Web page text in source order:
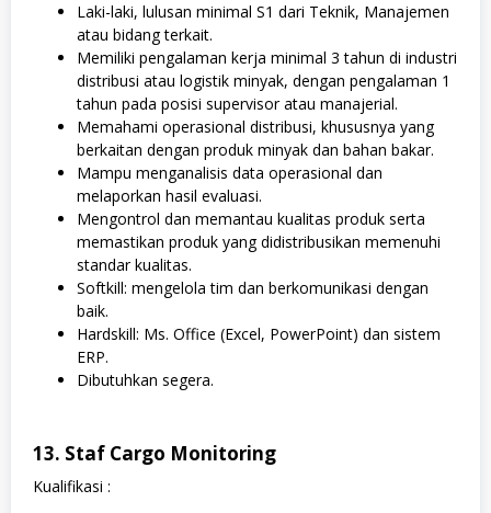
Laki-laki, lulusan minimal S1 dari Teknik, Manajemen
atau bidang terkait.
Memiliki pengalaman kerja minimal 3 tahun di industri
distribusi atau logistik minyak, dengan pengalaman 1
tahun pada posisi supervisor atau manajerial.
Memahami operasional distribusi, khususnya yang
berkaitan dengan produk minyak dan bahan bakar.
Mampu menganalisis data operasional dan
melaporkan hasil evaluasi.
Mengontrol dan memantau kualitas produk serta
memastikan produk yang didistribusikan memenuhi
standar kualitas.
Softkill: mengelola tim dan berkomunikasi dengan
baik.
Hardskill: Ms. Office (Excel, PowerPoint) dan sistem
ERP.
Dibutuhkan segera.
13. Staf Cargo Monitoring
Kualifikasi :